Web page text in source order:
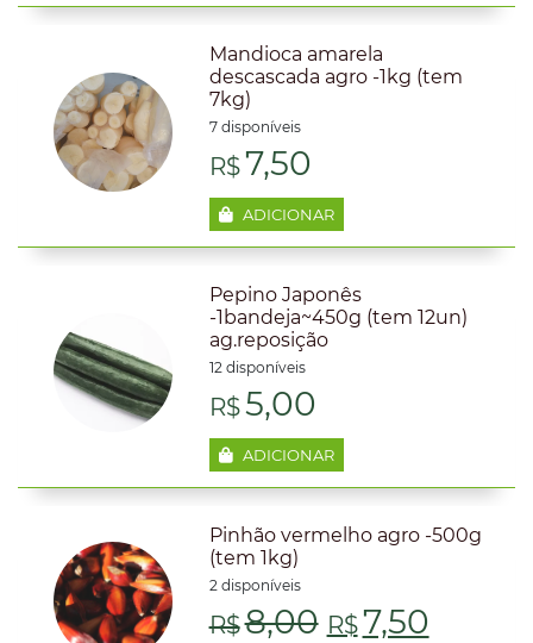
original
era:
atual
é:
Mandioca amarela
descascada agro -1kg (tem
7kg)
7 disponíveis
R$7,50
ADICIONAR
Pepino Japonês
-1bandeja~450g (tem 12un)
ag.reposição
12 disponíveis
R$5,00
ADICIONAR
Pinhão vermelho agro -500g
(tem 1kg)
2 disponíveis
R$8,00 O
R$7,50